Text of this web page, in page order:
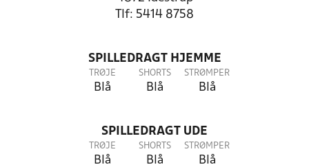
Tlf: 5414 8758
SPILLEDRAGT HJEMME
TRØJE
Blå
SHORTS
Blå
STRØMPER
Blå
SPILLEDRAGT UDE
TRØJE
Blå
SHORTS
Blå
STRØMPER
Blå